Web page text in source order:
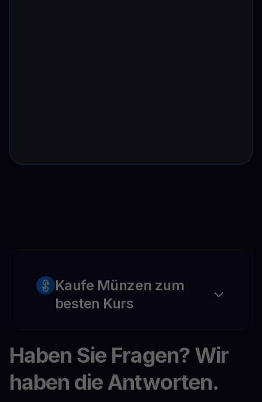
Kaufe Münzen zum
besten Kurs
Haben Sie Fragen? Wir
haben die Antworten.